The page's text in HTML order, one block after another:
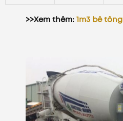
>>Xem thêm:1m3 bê